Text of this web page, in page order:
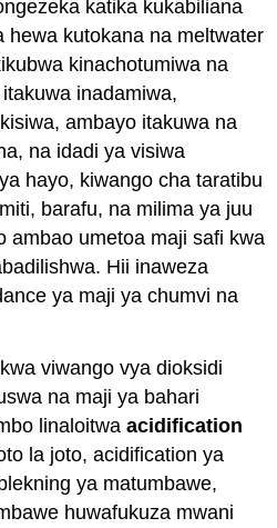
katika kukabiliana
hewa kutokana na meltwater
kinachotumiwa na
inadamiwa,
ambayo itakuwa na
na idadi ya visiwa
hayo, kiwango cha taratibu
barafu, na milima ya juu
ambao umetoa maji safi kwa
Hii inaweza
ya maji ya chumvi na
viwango vya dioksidi
na maji ya bahari
linaloitwaacidification
la joto, acidification ya
ya matumbawe,
huwafukuza mwani